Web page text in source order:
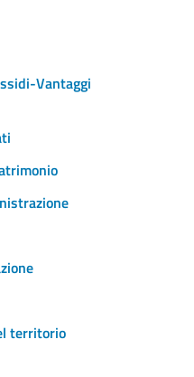
Vantaggi
territorio